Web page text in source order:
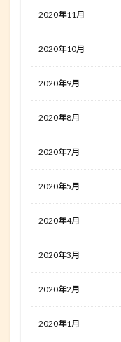
2020年11月
2020年10月
2020年9月
2020年8月
2020年7月
2020年5月
2020年4月
2020年3月
2020年2月
2020年1月